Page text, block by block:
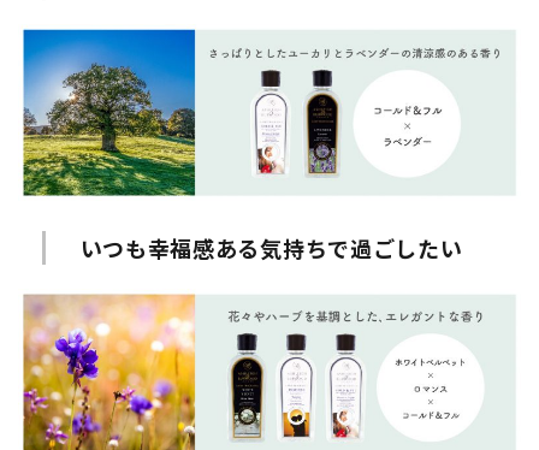
いつも幸福感ある気持ちで過ごしたい